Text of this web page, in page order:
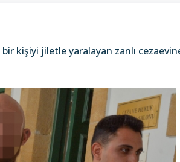
kişiyi jiletle yaralayan zanlı